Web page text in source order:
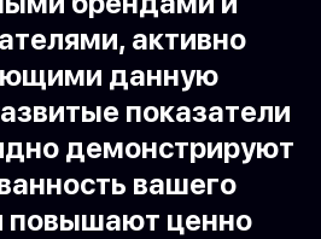
активно
данную
показатели
демонстрируют
вашего
повышают ценно